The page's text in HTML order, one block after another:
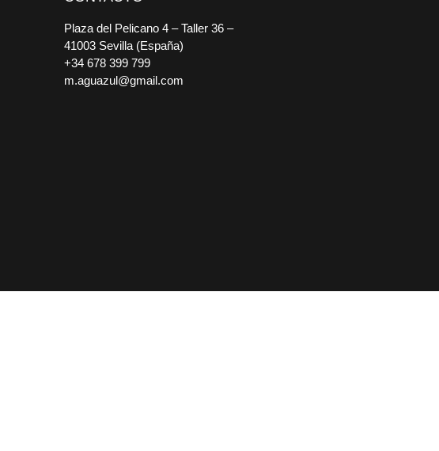
Plaza del Pelicano 4 – Taller 36 –
41003 Sevilla (España)
+34 678 399 799
m.aguazul@gmail.com